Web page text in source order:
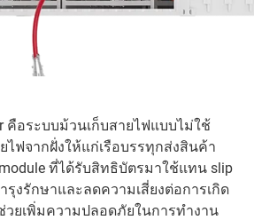
คือระบบม้วนเก็บสายไฟแบบไม่ใช้
ไฟจากฝั่งให้แก่เรือบรรทุกส่งสินค้า
ที่ได้รับสิทธิบัตรมาใช้แทน slip
รุงรักษาและลดความเสี่ยงต่อการเกิด
ยเพิ่มความปลอดภัยในการทำงาน